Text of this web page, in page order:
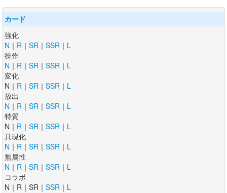
カード
強化
N ｜ R ｜ SR ｜ SSR ｜ L
操作
N ｜ R ｜ SR ｜ SSR ｜ L
変化
N｜ R ｜ SR ｜ SSR ｜ L
放出
N ｜ R ｜ SR ｜ SSR ｜ L
特質
N｜ R ｜ SR ｜ SSR ｜ L
具現化
N ｜ R ｜ SR ｜ SSR ｜ L
無属性
N ｜ R ｜ SR ｜ SSR ｜ L
コラボ
N｜R｜SR｜ SSR ｜ L